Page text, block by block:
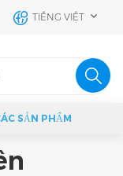
TIẾNG VIỆT
SẢN PHẨM